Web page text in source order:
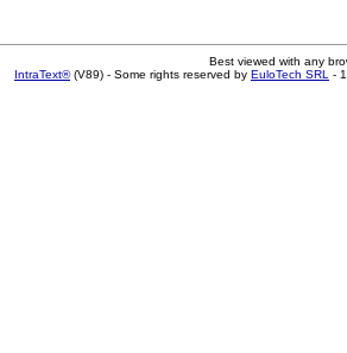
Best viewed with any
IntraText®(V89) - Some rights reserved by EuloTech SRL -